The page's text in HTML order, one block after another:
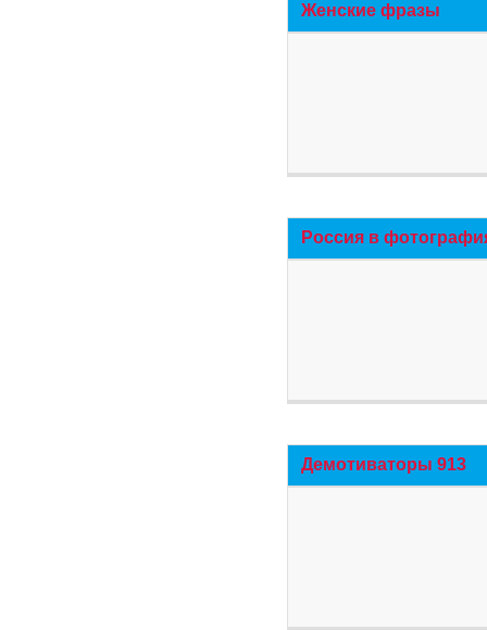
Женские фразы
Россия в
Демотиваторы 913